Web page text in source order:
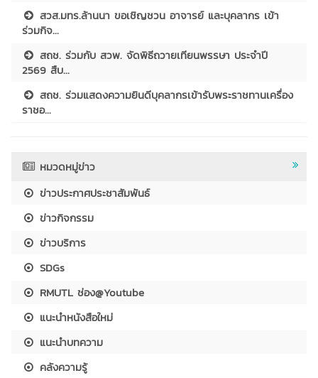
สวส.มทร.ล้านนา ขอเชิญชวน อาจารย์ และบุคลากร เข้า
ร่วมกิจ...
สถช. ร่วมกับ สวพ. จัดพิธีถวายเทียนพรรษา ประจำปี
2569 สืบ...
สถช. ร่วมแสดงความยินดีบุคลากรเข้ารับพระราชทานเครื่อง
ราชอ...
หมวดหมู่ข่าว
ข่าวประกาศประชาสัมพันธ์
ข่าวกิจกรรม
ข่าวบริการ
SDGs
RMUTL ช่อง@Youtube
แนะนำหนังสือใหม่
แนะนำบทความ
คลังความรู้